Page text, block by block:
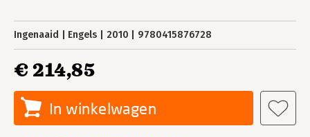
Ingenaaid Engels 2010 9780415876728
€ 214,85
In winkelwagen